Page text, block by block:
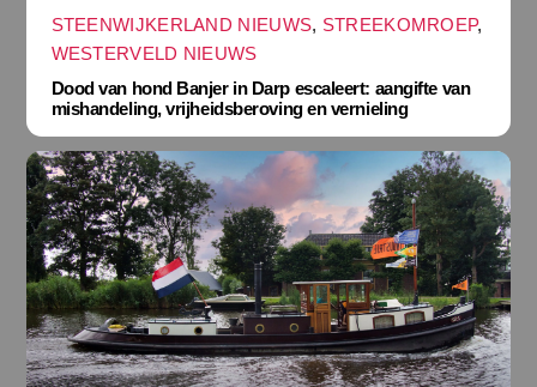
STEENWIJKERLAND NIEUWS, STREEKOMROEP,
WESTERVELD NIEUWS
Dood van hond Banjer in Darp escaleert: aangifte van
mishandeling, vrijheidsberoving en vernieling